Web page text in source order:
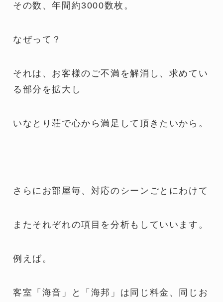
その数、年間約3000数枚。
なぜって？
それは、お客様のご不満を解消し、求めてい
る部分を拡大し
いなとり荘で心から満足して頂きたいから。
さらにお部屋毎、対応のシーンごとにわけて
またそれぞれの項目を分析もしていいます。
例えば。
客室「海音」と「海邦」は同じ料金、同じお